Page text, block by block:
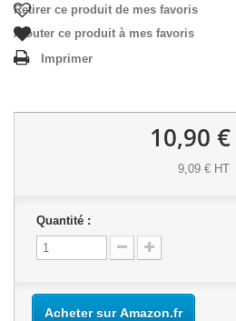
Retirer ce produit de mes favoris
Ajouter ce produit à mes favoris
Imprimer
10,90 €
9,09 € HT
Quantité :
Acheter sur Amazon.fr